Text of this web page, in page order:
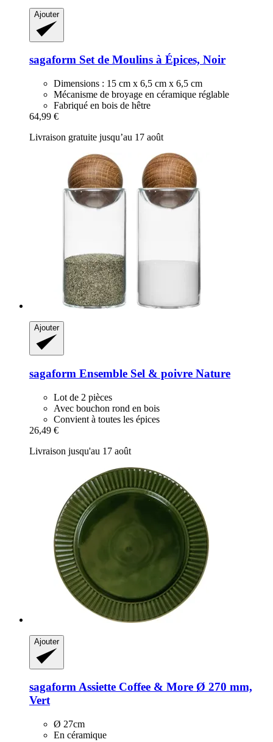
Ajouter
sagaform Set de Moulins à Épices, Noir
Dimensions : 15 cm x 6,5 cm x 6,5 cm
Mécanisme de broyage en céramique réglable
Fabriqué en bois de hêtre
64,99 €
Livraison gratuite jusqu’au 17 août
Ajouter
sagaform Ensemble Sel & poivre Nature
Lot de 2 pièces
Avec bouchon rond en bois
Convient à toutes les épices
26,49 €
Livraison jusqu'au 17 août
Ajouter
sagaformAssiette Coffee & More Ø 270 mm,
Vert
Ø 27cm
En céramique